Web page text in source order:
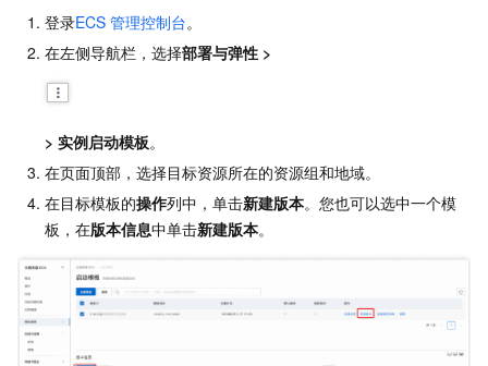
登录ECS 管理控制台。
在左侧导航栏，选择部署与弹性 >
> 实例启动模板。
在页面顶部，选择目标资源所在的资源组和地域。
在目标模板的操作列中，单击新建版本。您也可以选中一个模
板，在版本信息中单击新建版本。